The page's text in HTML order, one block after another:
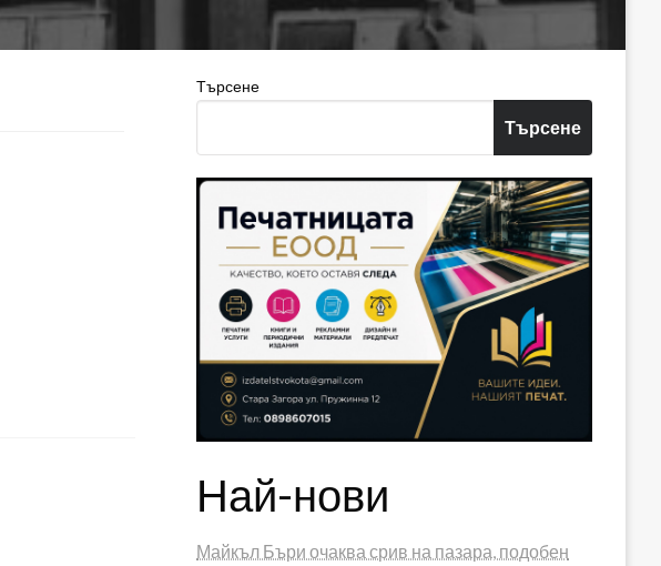
Търсене
Търсене
Най-нови
Майкъл Бъри очаква срив на пазара, подобен